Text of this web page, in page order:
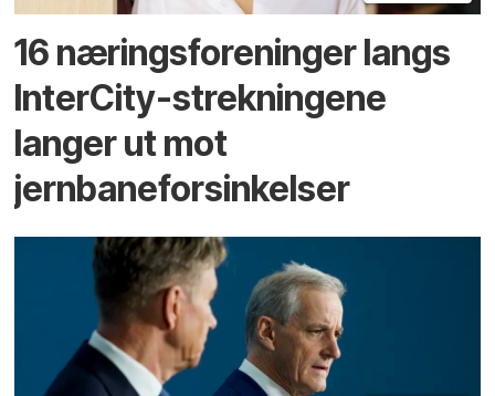
16 næringsforeninger langs
InterCity-strekningene
langer ut mot
jernbaneforsinkelser